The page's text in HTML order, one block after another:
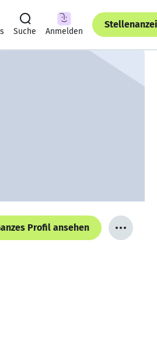
Suche Anmelden
Profil ansehen